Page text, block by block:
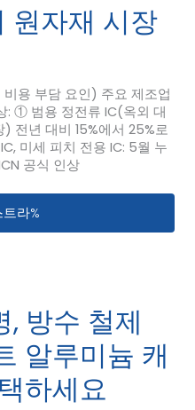
원자재 시장
비용 부담 요인) 주요 제조업
: ① 범용 정전류 IC(옥외 대
) 전년 대비 15%에서 25%로
미세 피치 전용 IC: 5월 누
공식 인상
플레이 원자재 시장 동향(2026
트라%
, 방수 철제
알루미늄 캐
하세요